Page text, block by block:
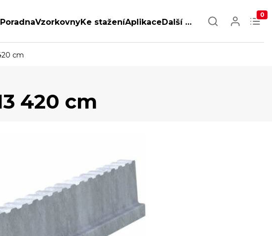
PoradnaVzorkovnyKe staženíAplikaceDalší …
0
cm
420 cm